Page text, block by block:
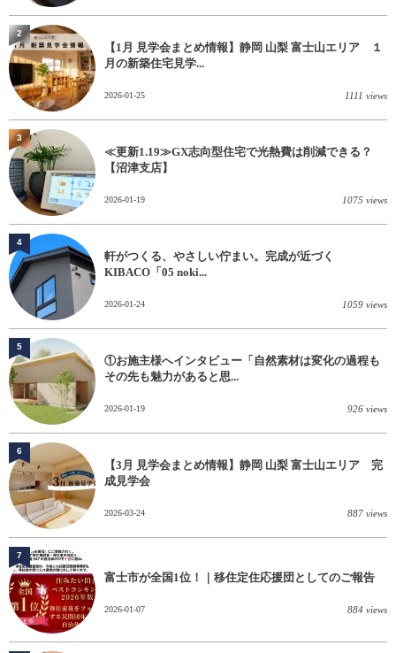
【1月 見学会まとめ情報】静岡 山梨 富士山エリア １
月の新築住宅見学...
2026-01-25 1111 views
2
≪更新1.19≫GX志向型住宅で光熱費は削減できる？
【沼津支店】
2026-01-19 1075 views
3
軒がつくる、やさしい佇まい。完成が近づく
KIBACO「05 noki...
2026-01-24 1059 views
4
①お施主様へインタビュー「自然素材は変化の過程も
その先も魅力があると思...
2026-01-19 926 views
5
【3月 見学会まとめ情報】静岡 山梨 富士山エリア 完
成見学会
2026-03-24 887 views
6
富士市が全国1位！｜移住定住応援団としてのご報告
2026-01-07 884 views
7